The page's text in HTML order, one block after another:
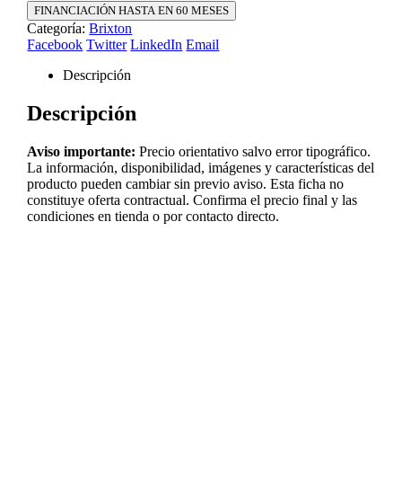
FINANCIACIÓN HASTA EN 60 MESES
Categoría:Brixton
Facebook Twitter LinkedIn Email
Descripción
Descripción
Aviso importante: Precio orientativo salvo error tipográfico.
La información, disponibilidad, imágenes y características del
producto pueden cambiar sin previo aviso. Esta ficha no
constituye oferta contractual. Confirma el precio final y las
condiciones en tienda o por contacto directo.